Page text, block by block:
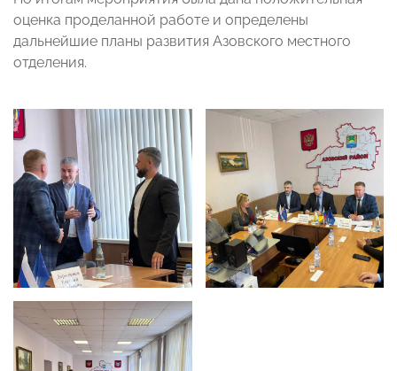
оценка проделанной работе и определены
дальнейшие планы развития Азовского местного
отделения.